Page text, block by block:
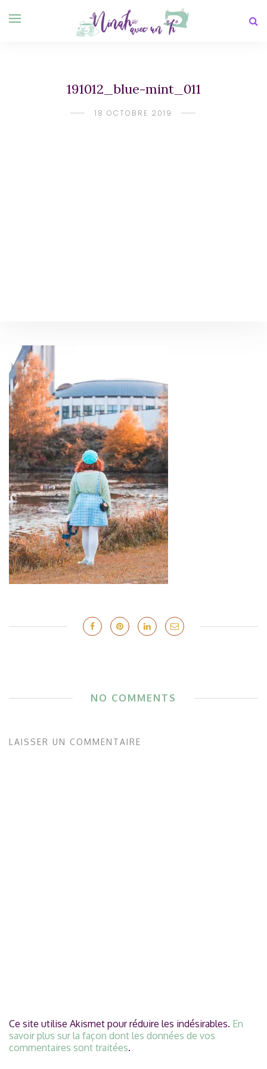
191012_blue-mint_011
18 OCTOBRE 2019
NO COMMENTS
LAISSER UN COMMENTAIRE
Ce site utilise Akismet pour réduire les indésirables. En
savoir plus sur la façon dont les données de vos
commentaires sont traitées.